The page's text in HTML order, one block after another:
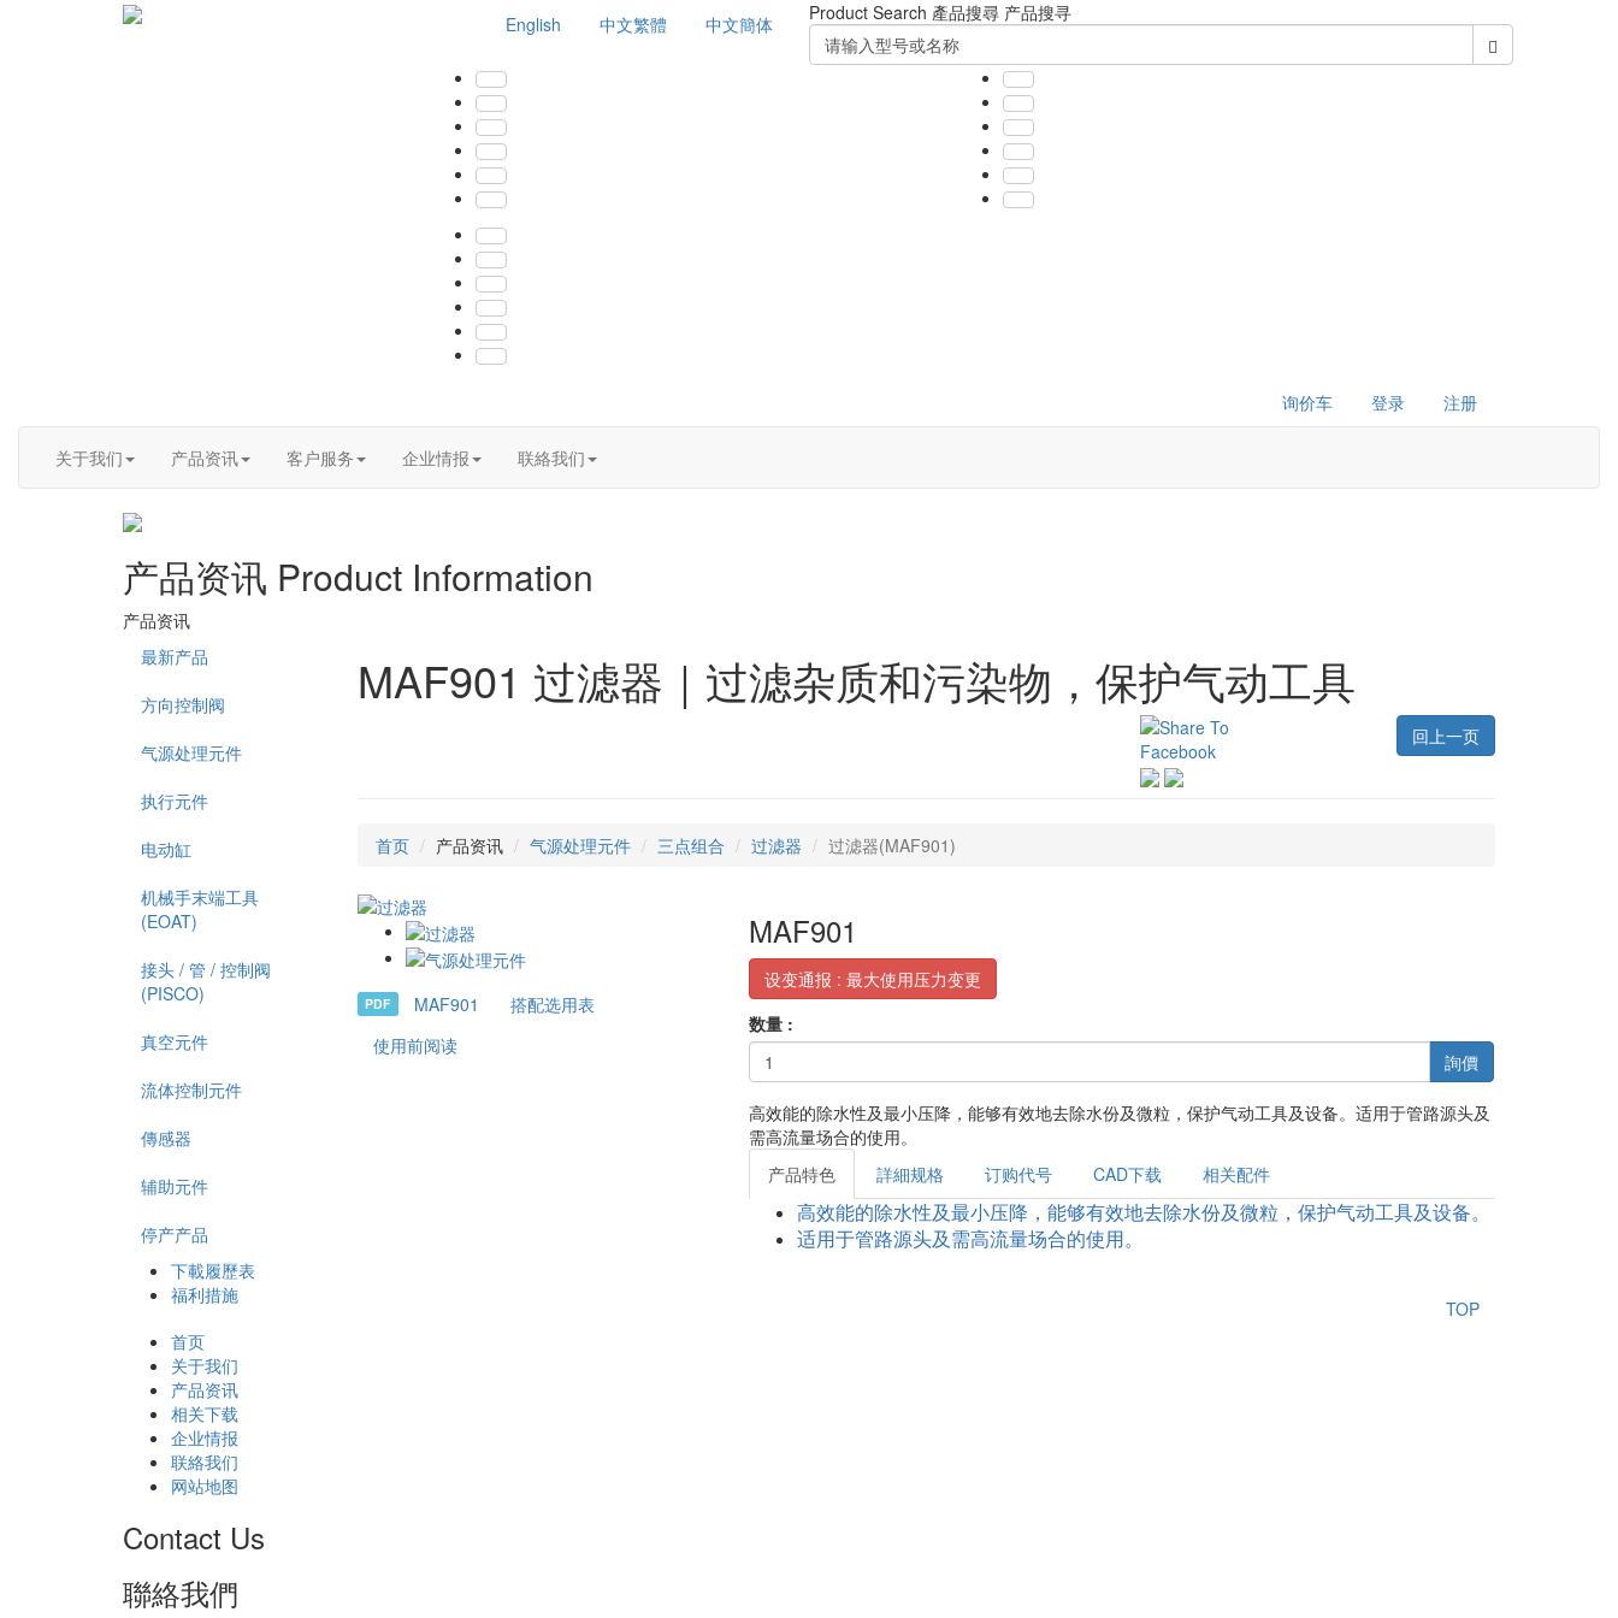
English 中文繁體 中文簡体 Product Search 產品搜尋 产品搜寻
询价车 登录 注册
关于我们 产品资讯 客户服务 企业情报 联絡我们
产品资讯 Product Information
产品资讯
最新产品
方向控制阀
气源处理元件
执行元件
电动缸
机械手末端工具
(EOAT)
接头 / 管 / 控制阀
(PISCO)
真空元件
流体控制元件
傳感器
辅助元件
停产产品
下載履歷表
福利措施
MAF901 过滤器｜过滤杂质和污染物，保护气动工具
回上一页
首页 产品资讯 气源处理元件 三点组合 过滤器 过滤器(MAF901)
PDF MAF901
搭配选用表
使用前阅读
MAF901
设变通报 : 最大使用压力变更
数量 :
詢價
高效能的除水性及最小压降，能够有效地去除水份及微粒，保护气动工具及设备。适用于管路源头及
需高流量场合的使用。
产品特色
詳細规格 订购代号 CAD下载 相关配件
高效能的除水性及最小压降，能够有效地去除水份及微粒，保护气动工具及设备。
适用于管路源头及需高流量场合的使用。
TOP
首页
关于我们
产品资讯
相关下载
企业情报
联絡我们
网站地图
Contact Us
聯絡我們